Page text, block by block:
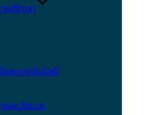
รศึกษา
ะเทคโนโลยี
และวัฒนะ